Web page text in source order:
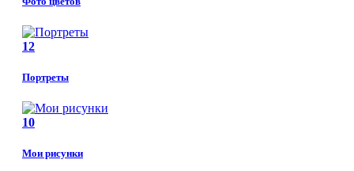
12
Портреты
10
Мои рисунки